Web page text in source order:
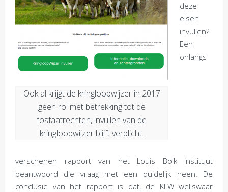
Ook al krijgt de kringloopwijzer in 2017
geen rol met betrekking tot de
fosfaatrechten, invullen van de
kringloopwijzer blijft verplicht.
deze
eisen
invullen?
Een
onlangs
verschenen rapport van het Louis Bolk instituut
beantwoord die vraag met een duidelijk neen. De
conclusie van het rapport is dat, de KLW weliswaar